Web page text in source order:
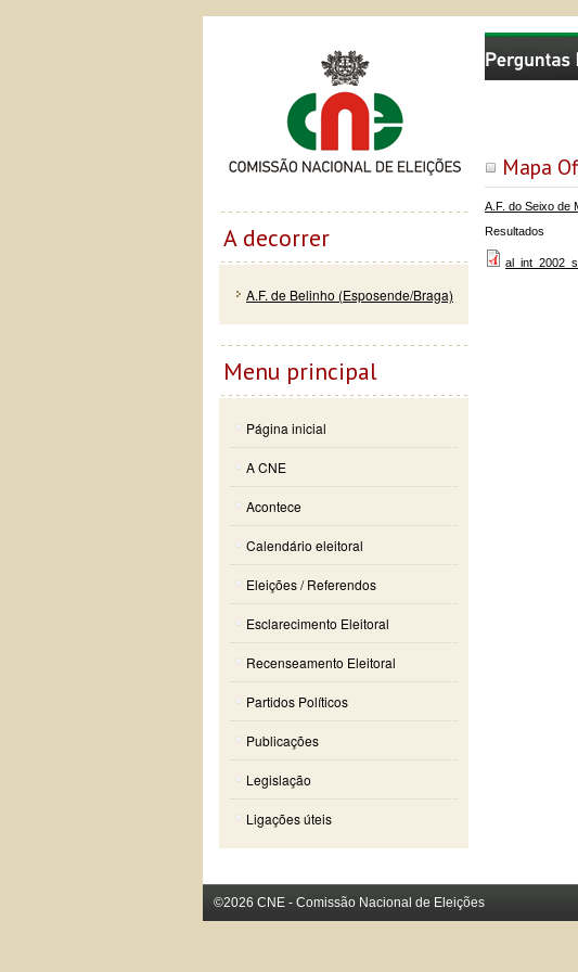
Mapa
A.F. do Seixo de
Resultados
Comissão
A decorrer
A.F. de Belinho (Esposende/Braga)
Menu principal
Página inicial
A CNE
Acontece
Calendário eleitoral
Eleições / Referendos
Esclarecimento Eleitoral
Recenseamento Eleitoral
Partidos Políticos
Publicações
Legislação
Ligações úteis
©2026 CNE - Comissão Nacional de Eleições